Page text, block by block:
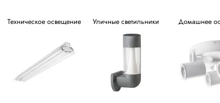
Техническое освещение Уличные светильники Домашнее